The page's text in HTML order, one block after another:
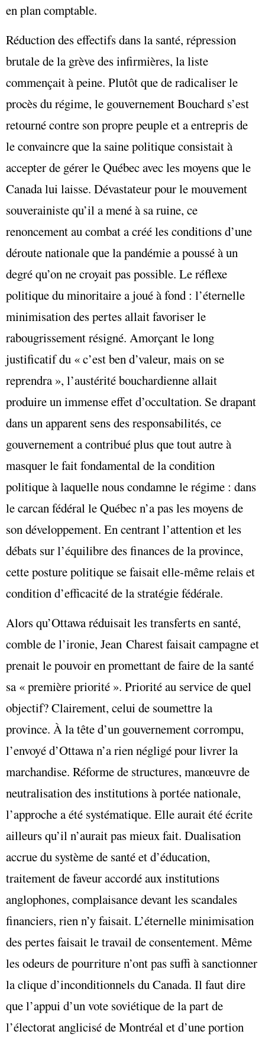
en plan comptable.
Réduction des effectifs dans la santé, répression
brutale de la grève des infirmières, la liste
commençait à peine. Plutôt que de radicaliser le
procès du régime, le gouvernement Bouchard s’est
retourné contre son propre peuple et a entrepris de
le convaincre que la saine politique consistait à
accepter de gérer le Québec avec les moyens que le
Canada lui laisse. Dévastateur pour le mouvement
souverainiste qu’il a mené à sa ruine, ce
renoncement au combat a créé les conditions d’une
déroute nationale que la pandémie a poussé à un
degré qu’on ne croyait pas possible. Le réflexe
politique du minoritaire a joué à fond : l’éternelle
minimisation des pertes allait favoriser le
rabougrissement résigné. Amorçant le long
justificatif du « c’est ben d’valeur, mais on se
reprendra », l’austérité bouchardienne allait
produire un immense effet d’occultation. Se drapant
dans un apparent sens des responsabilités, ce
gouvernement a contribué plus que tout autre à
masquer le fait fondamental de la condition
politique à laquelle nous condamne le régime : dans
le carcan fédéral le Québec n’a pas les moyens de
son développement. En centrant l’attention et les
débats sur l’équilibre des finances de la province,
cette posture politique se faisait elle-même relais et
condition d’efficacité de la stratégie fédérale.
Alors qu’Ottawa réduisait les transferts en santé,
comble de l’ironie, Jean Charest faisait campagne et
prenait le pouvoir en promettant de faire de la santé
sa « première priorité ». Priorité au service de quel
objectif? Clairement, celui de soumettre la
province. À la tête d’un gouvernement corrompu,
l’envoyé d’Ottawa n’a rien négligé pour livrer la
marchandise. Réforme de structures, manœuvre de
neutralisation des institutions à portée nationale,
l’approche a été systématique. Elle aurait été écrite
ailleurs qu’il n’aurait pas mieux fait. Dualisation
accrue du système de santé et d’éducation,
traitement de faveur accordé aux institutions
anglophones, complaisance devant les scandales
financiers, rien n’y faisait. L’éternelle minimisation
des pertes faisait le travail de consentement. Même
les odeurs de pourriture n’ont pas suffi à sanctionner
la clique d’inconditionnels du Canada. Il faut dire
que l’appui d’un vote soviétique de la part de
l’électorat anglicisé de Montréal et d’une portion